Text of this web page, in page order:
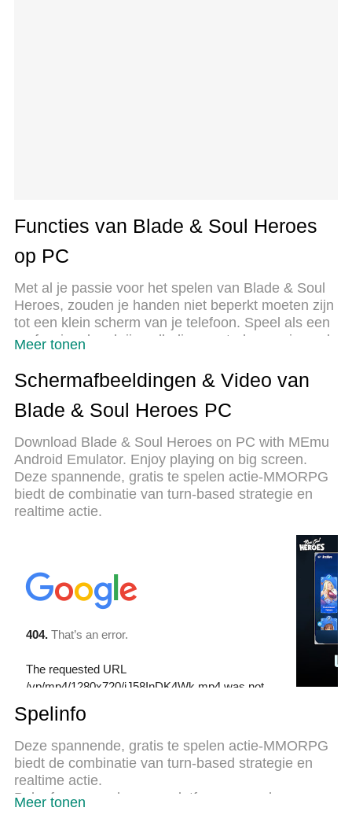
Functies van Blade & Soul Heroes
op PC
Met al je passie voor het spelen van Blade & Soul
Heroes, zouden je handen niet beperkt moeten zijn
tot een klein scherm van je telefoon. Speel als een
professional en krijg volledige controle over je spel
je verwacht. Download en speel Blade & Soul
Heroes op PC. Speel zo lang als je wilt, geen
beperkingen meer van batterij, mobiele data en
beste keuze om Blade & Soul Heroes op PC te
spelen. Voorbereid met onze expertise, maakt het
uitmuntende vooraf ingestelde keymapping
systeem van Blade & Soul Heroes een echt PC-
spel. MEmu multi-instance manager maakt het
potentieel van je PC benutten, waardoor alles
soepel verloopt.
Meer tonen
Schermafbeeldingen & Video van
Blade & Soul Heroes PC
Download Blade & Soul Heroes on PC with MEmu
Android Emulator. Enjoy playing on big screen.
Deze spannende, gratis te spelen actie-MMORPG
biedt de combinatie van turn-based strategie en
realtime actie.
Spelinfo
Deze spannende, gratis te spelen actie-MMORPG
biedt de combinatie van turn-based strategie en
realtime actie.
Beleef spannende cross-platform gameplay en ga
Meer tonen